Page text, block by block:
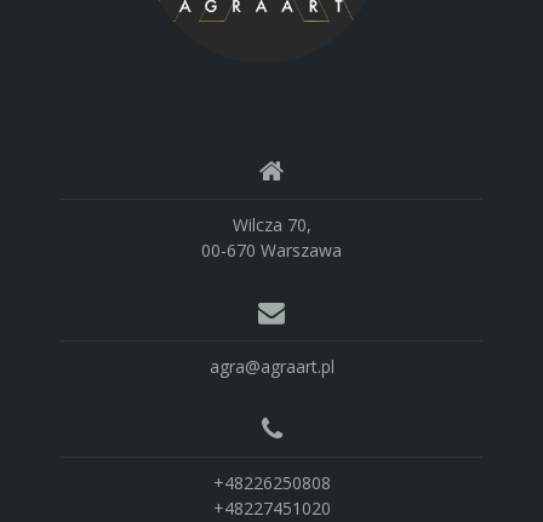
Wilcza 70,
00-670 Warszawa
agra@agraart.pl
+48226250808
+48227451020